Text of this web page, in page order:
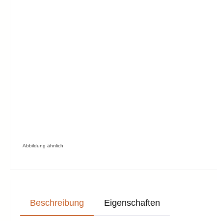
Abbildung ähnlich
Beschreibung Eigenschaften